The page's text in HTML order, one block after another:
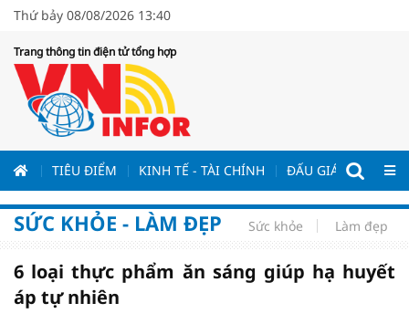
Thứ bảy 08/08/2026 13:40
Trang thông tin điện tử tổng hợp
TIÊU ĐIỂM KINH TẾ - TÀI CHÍNH ĐẤU GIÁ - ĐẤU
SỨC KHỎE - LÀM ĐẸP Sức khỏe Làm đẹp
6 loại thực phẩm ăn sáng giúp hạ huyết
áp tự nhiên